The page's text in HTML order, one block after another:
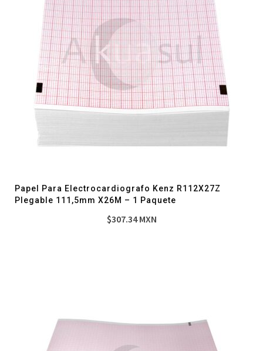
Papel Para Electrocardiografo Kenz R112X27Z
Plegable 111,5mm X26M – 1 Paquete
$307.34MXN